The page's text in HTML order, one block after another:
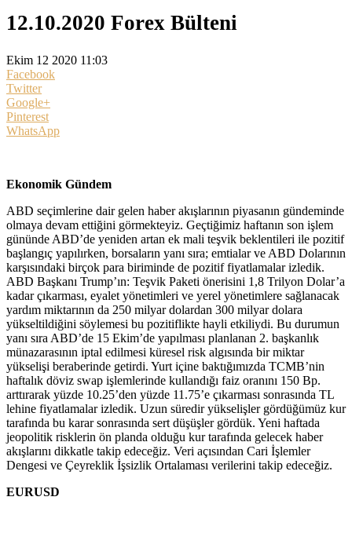
12.10.2020 Forex Bülteni
Ekim 12 2020 11:03
Facebook
Twitter
Google+
Pinterest
WhatsApp
Ekonomik Gündem
ABD seçimlerine dair gelen haber akışlarının piyasanın gündeminde
olmaya devam ettiğini görmekteyiz. Geçtiğimiz haftanın son işlem
gününde ABD’de yeniden artan ek mali teşvik beklentileri ile pozitif
başlangıç yapılırken, borsaların yanı sıra; emtialar ve ABD Dolarının
karşısındaki birçok para biriminde de pozitif fiyatlamalar izledik.
ABD Başkanı Trump’ın: Teşvik Paketi önerisini 1,8 Trilyon Dolar’a
kadar çıkarması, eyalet yönetimleri ve yerel yönetimlere sağlanacak
yardım miktarının da 250 milyar dolardan 300 milyar dolara
yükseltildiğini söylemesi bu pozitiflikte hayli etkiliydi. Bu durumun
yanı sıra ABD’de 15 Ekim’de yapılması planlanan 2. başkanlık
münazarasının iptal edilmesi küresel risk algısında bir miktar
yükselişi beraberinde getirdi. Yurt içine baktığımızda TCMB’nin
haftalık döviz swap işlemlerinde kullandığı faiz oranını 150 Bp.
arttırarak yüzde 10.25’den yüzde 11.75’e çıkarması sonrasında TL
lehine fiyatlamalar izledik. Uzun süredir yükselişler gördüğümüz kur
tarafında bu karar sonrasında sert düşüşler gördük. Yeni haftada
jeopolitik risklerin ön planda olduğu kur tarafında gelecek haber
akışlarını dikkatle takip edeceğiz. Veri açısından Cari İşlemler
Dengesi ve Çeyreklik İşsizlik Ortalaması verilerini takip edeceğiz.
EURUSD